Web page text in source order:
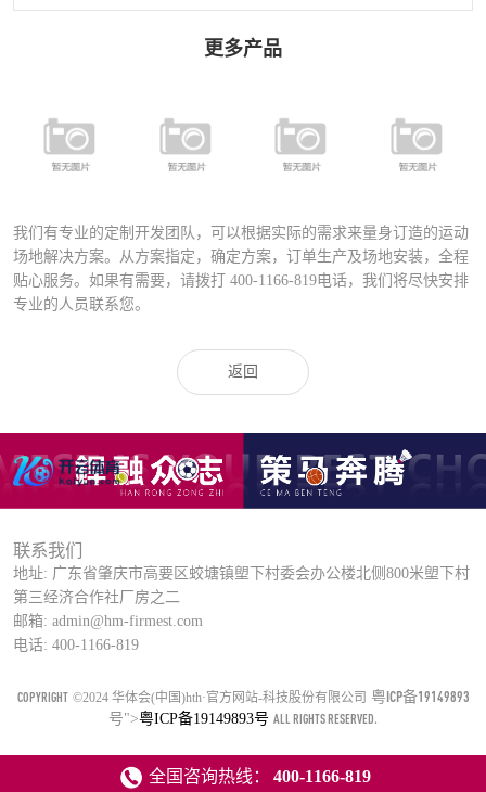
更多产品
铝合金专业足
球场专用灯
（高级定制）
FYD-400铝合
金压铸灯具
（直泡）
FYD-1000铝合
金压铸灯具
（圆泡）
FD-027A运动
场专业灯具
我们有专业的定制开发团队，可以根据实际的需求来量身订造的运动
场地解决方案。从方案指定，确定方案，订单生产及场地安装，全程
贴心服务。如果有需要，请拨打 400-1166-819电话，我们将尽快安排
专业的人员联系您。
返回
联系我们
地址: 广东省肇庆市高要区蛟塘镇塱下村委会办公楼北侧800米塱下村
第三经济合作社厂房之二
邮箱: admin@hm-firmest.com
电话: 400-1166-819
COPYRIGHT ©2024 华体会(中国)hth·官方网站-科技股份有限公司 粤ICP备19149893
号">粤ICP备19149893号 ALL RIGHTS RESERVED.
全国咨询热线： 400-1166-819